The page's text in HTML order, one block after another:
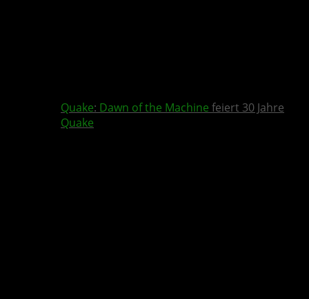
Quake: Dawn of the Machine feiert 30 Jahre
Quake